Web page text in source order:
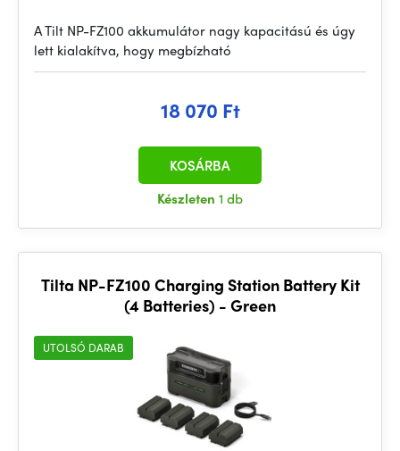
A Tilt NP-FZ100 akkumulátor nagy kapacitású és úgy
lett kialakítva, hogy megbízható
18 070 Ft
Készleten 1 db
KOSÁRBA
Tilta NP-FZ100 Charging Station Battery Kit
(4 Batteries) - Green
UTOLSÓ DARAB